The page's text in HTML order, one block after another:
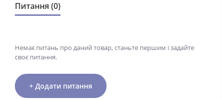
Питання (0)
Немає питань про даний товар, станьте першим і задайте
своє питання.
+ Додати питання